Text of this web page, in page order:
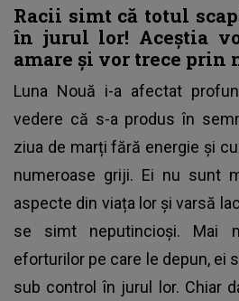
Racii simt că totul
în jurul lor! Aceștia
amare și vor trece prin
Luna Nouă i-a afectat
vedere că s-a produs în
ziua de marți fără energie și
numeroase griji. Ei nu sunt
aspecte din viața lor și varsă
se simt neputincioși. Mai
eforturilor pe care le depun, ei
sub control în jurul lor. Chiar